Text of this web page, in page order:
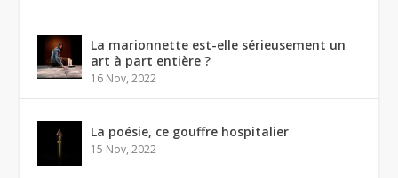
La marionnette est-elle sérieusement un
art à part entière ?
16 Nov, 2022
La poésie, ce gouffre hospitalier
15 Nov, 2022